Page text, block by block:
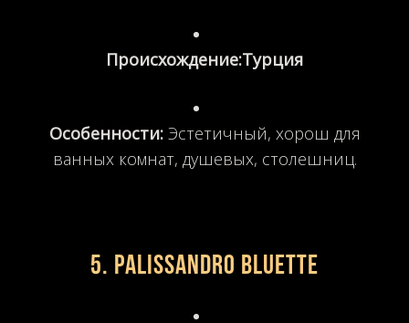
Происхождение:Турция
Особенности:Эстетичный, хорош для
ванных комнат, душевых, столешниц.
5. Palissandro Bluette